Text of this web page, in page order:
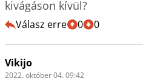
kivágáson kívül?
Válasz erre 0 0
Vikijo
2022. október 04. 09:42